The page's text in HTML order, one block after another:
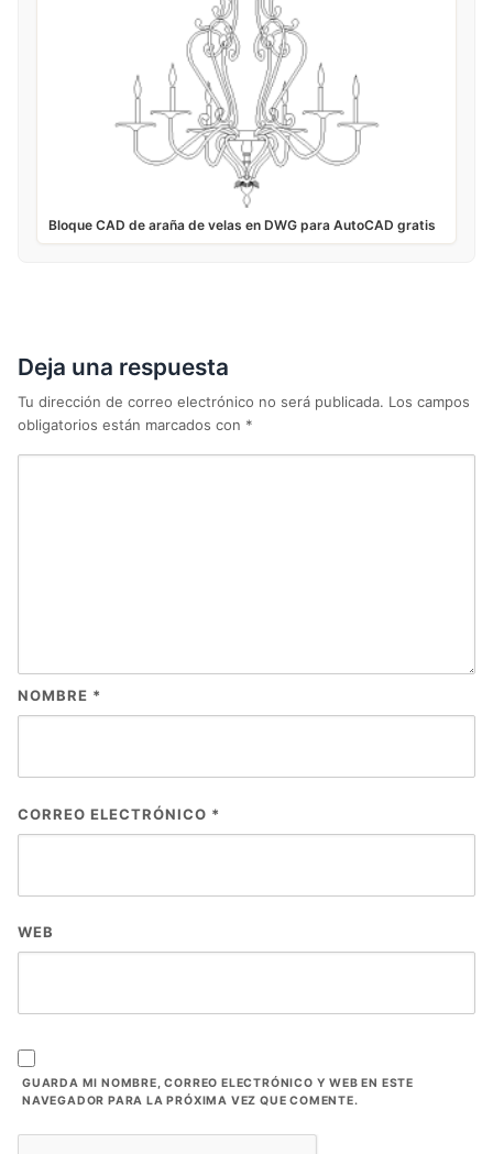
Bloque CAD de araña de velas en DWG para AutoCAD gratis
Deja una respuesta
Tu dirección de correo electrónico no será publicada. Los campos
obligatorios están marcados con *
NOMBRE *
CORREO ELECTRÓNICO *
WEB
GUARDA MI NOMBRE, CORREO ELECTRÓNICO Y WEB EN ESTE
NAVEGADOR PARA LA PRÓXIMA VEZ QUE COMENTE.